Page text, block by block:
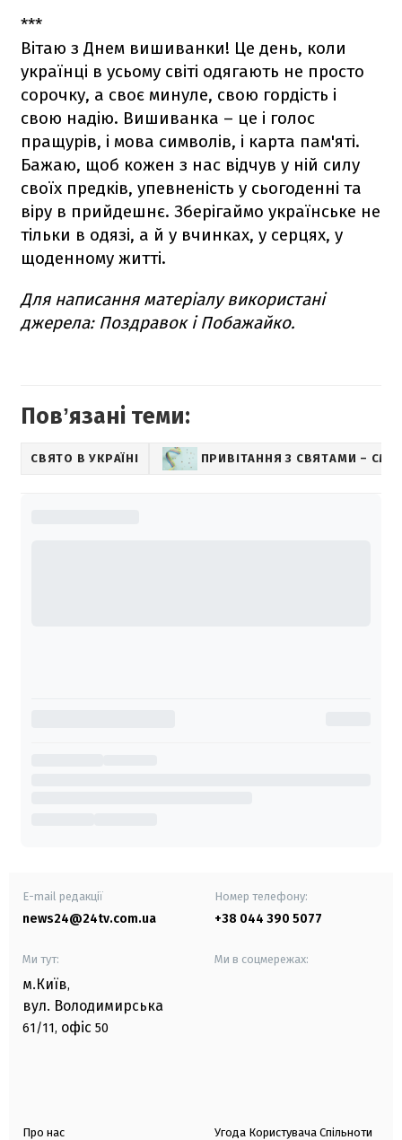
***
Вітаю з Днем вишиванки! Це день, коли
українці в усьому світі одягають не просто
сорочку, а своє минуле, свою гордість і
свою надію. Вишиванка – це і голос
пращурів, і мова символів, і карта пам'яті.
Бажаю, щоб кожен з нас відчув у ній силу
своїх предків, упевненість у сьогоденні та
віру в прийдешнє. Зберігаймо українське не
тільки в одязі, а й у вчинках, у серцях, у
щоденному житті.
Для написання матеріалу використані
джерела: Поздравок і Побажайко.
Повʼязані теми:
СВЯТО В УКРАЇНІ ПРИВІТАННЯ З СВЯТАМИ –
E-mail редакції
news24@24tv.com.ua
Номер телефону:
+38 044 390 5077
Ми тут:
м.Київ,
вул. Володимирська
61/11, офіс 50
Ми в соцмережах:
Про нас Угода Користувача Спільноти